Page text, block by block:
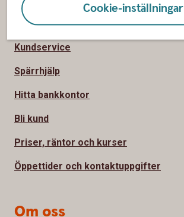
Cookie-inställningar
Sidfot
Hitta snabbt
Kundservice
Spärrhjälp
Hitta bankkontor
Bli kund
Priser, räntor och kurser
Öppettider och kontaktuppgifter
Om oss